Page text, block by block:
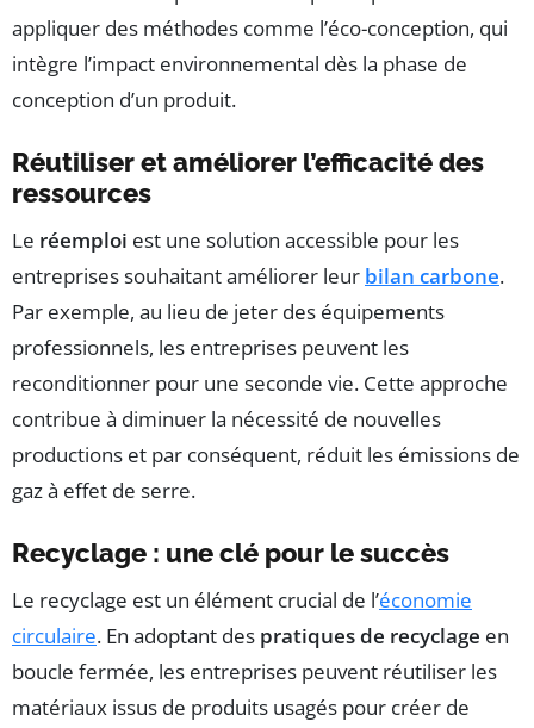
appliquer des méthodes comme l’éco-conception, qui
intègre l’impact environnemental dès la phase de
conception d’un produit.
Réutiliser et améliorer l’efficacité des
ressources
Le réemploi est une solution accessible pour les
entreprises souhaitant améliorer leur bilan carbone.
Par exemple, au lieu de jeter des équipements
professionnels, les entreprises peuvent les
reconditionner pour une seconde vie. Cette approche
contribue à diminuer la nécessité de nouvelles
productions et par conséquent, réduit les émissions de
gaz à effet de serre.
Recyclage : une clé pour le succès
Le recyclage est un élément crucial de l’économie
circulaire. En adoptant des pratiques de recyclage en
boucle fermée, les entreprises peuvent réutiliser les
matériaux issus de produits usagés pour créer de